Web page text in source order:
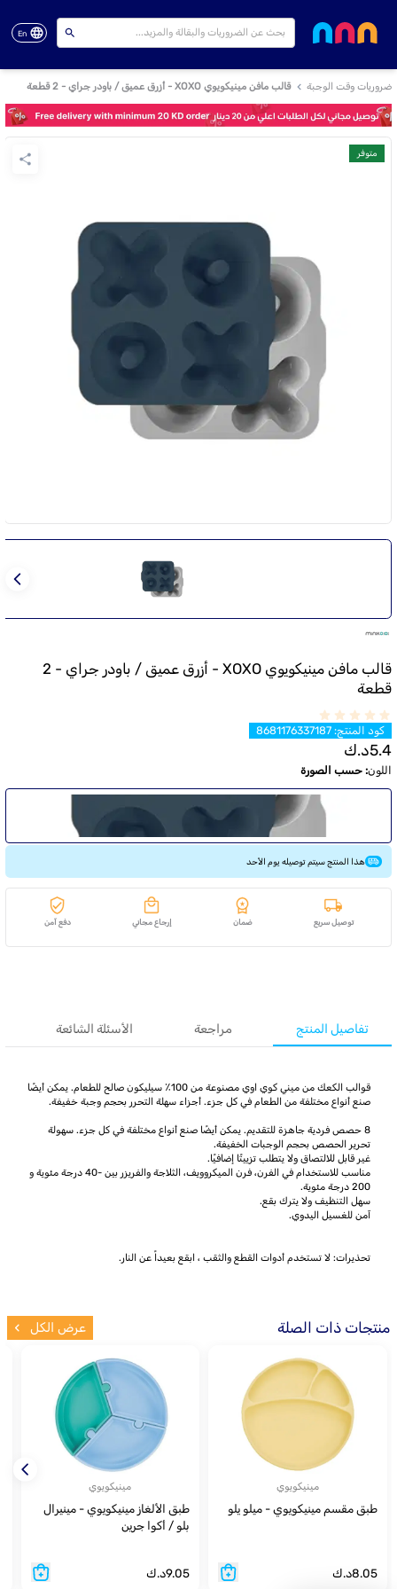
En
ضروريات وقت الوجبة قالب مافن مينيكويوي XOXO - أزرق عميق / باودر جراي - 2 قطعة
متوفر
قالب مافن مينيكويوي XOXO - أزرق عميق / باودر جراي - 2
قطعة
كود المنتج:
8681176337187
5.4د.ك
اللون: حسب الصورة
هذا المنتج سيتم توصيله يوم الأحد
توصيل سريع ضمان إرجاع مجاني دفع آمن
تفاصيل المنتج مراجعة الأسئلة الشائعة
قوالب الكعك من ميني كوي اوي مصنوعة من 100٪ سيليكون صالح للطعام. يمكن أيضًا
صنع أنواع مختلفة من الطعام في كل جزء. أجزاء سهلة التحرر بحجم وجبة خفيفة.
8 حصص فردية جاهزة للتقديم. يمكن أيضًا صنع أنواع مختلفة في كل جزء. سهولة
تحرير الحصص بحجم الوجبات الخفيفة.
غير قابل للالتصاق ولا يتطلب تزييتًا إضافيًا.
مناسب للاستخدام في الفرن، فرن الميكروويف، الثلاجة والفريزر بين -40 درجة مئوية و
200 درجة مئوية.
سهل التنظيف ولا يترك بقع.
آمن للغسيل اليدوي.
تحذيرات: لا تستخدم أدوات القطع والثقب ، ابقع بعيداً عن النار.
منتجات ذات الصلة عرض الكل
مينيكويوي
طبق مقسم مينيكويوي - ميلو يلو
8.05د.ك
مينيكويوي
طبق الألغاز مينيكويوي - مينيرال
بلو / أكوا جرين
9.05د.ك